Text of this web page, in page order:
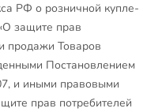
РФ о розничной купле-
защите прав
продажи Товаров
Постановлением
и иными правовыми
прав потребителей